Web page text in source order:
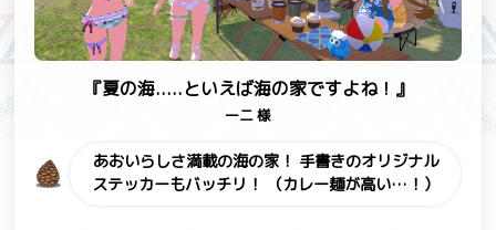
『夏の海.....といえば海の家ですよね！』
一二 様
あおいらしさ満載の海の家！ 手書きのオリジナル
ステッカーもバッチリ！
（カレー麺が高い…！）